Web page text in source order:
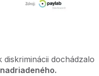
dochádzalo